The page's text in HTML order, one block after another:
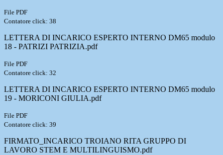
File PDF
Contatore click: 38
LETTERA DI INCARICO ESPERTO INTERNO DM65 modulo
18 - PATRIZI PATRIZIA.pdf
File PDF
Contatore click: 32
LETTERA DI INCARICO ESPERTO INTERNO DM65 modulo
19 - MORICONI GIULIA.pdf
File PDF
Contatore click: 39
FIRMATO_INCARICO TROIANO RITA GRUPPO DI
LAVORO STEM E MULTILINGUISMO.pdf